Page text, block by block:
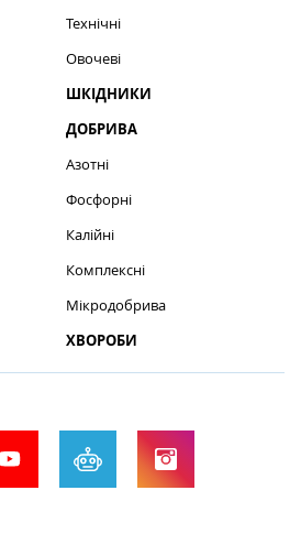
Технічні
Овочеві
ШКІДНИКИ
ДОБРИВА
Азотні
Фосфорні
Калійні
Комплексні
Мікродобрива
ХВОРОБИ